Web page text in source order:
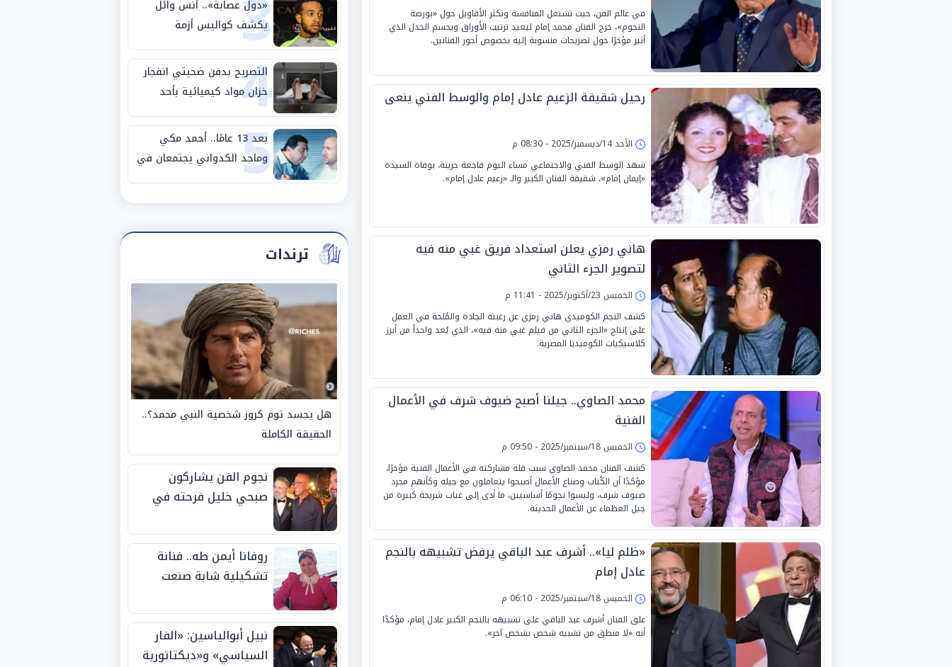
في عالم الفن، حيث تشتعل المنافسة وتكثر الأقاويل حول «بورصة
النجوم»، خرج الفنان محمد إمام ليعيد ترتيب الأوراق ويحسم الجدل الذي
أثير مؤخرًا حول تصريحات منسوبة إليه بخصوص أجور الفنانين.
رحيل شقيقة الزعيم عادل إمام والوسط الفني ينعى
الأحد 14/ديسمبر/2025 - 08:30 م
شهد الوسط الفني والاجتماعي مساء اليوم فاجعة حزينة، بوفاة السيدة
«إيمان إمام»، شقيقة الفنان الكبير والـ «زعيم عادل إمام».
هاني رمزي يعلن استعداد فريق غبي منه فيه
لتصوير الجزء الثاني
الخميس 23/أكتوبر/2025 - 11:41 م
كشف النجم الكوميدي هاني رمزي عن رغبته الجادة والمُلحة في العمل
على إنتاج «الجزء الثاني من فيلم غبي منه فيه»، الذي يُعد واحداً من أبرز
كلاسيكيات الكوميديا المصرية.
محمد الصاوي.. جيلنا أصبح ضيوف شرف في الأعمال
الفنية
الخميس 18/سبتمبر/2025 - 09:50 م
كشف الفنان محمد الصاوي سبب قلة مشاركته في الأعمال الفنية مؤخرًا،
مؤكدًا أن الكُتاب وصناع الأعمال أصبحوا يتعاملون مع جيله وكأنهم مجرد
ضيوف شرف، وليسوا نجومًا أساسيين، ما أدى إلى غياب شريحة كبيرة من
جيل العظماء عن الأعمال الحديثة.
«ظلم ليا».. أشرف عبد الباقي يرفض تشبيهه بالنجم
عادل إمام
الخميس 18/سبتمبر/2025 - 06:10 م
علق الفنان أشرف عبد الباقي على تشبيهه بالنجم الكبير عادل إمام، مؤكدًا
أنه «لا منطق من تشبيه شخص بشخص آخر».
«دول عصابة».. أنس وائل
يكشف كواليس أزمة
استبعاده المفاجئ من
الزمالك
4
التصريح بدفن ضحيتي انفجار
خزان مواد كيميائية بأحد
مصانع الفيوم
5 بعد 13 عامًا.. أحمد مكي
وماجد الكدواني يجتمعان في
«فرصة سعيدة»
ترندات
هل يجسد توم كروز شخصية النبي محمد؟..
الحقيقة الكاملة
نجوم الفن يشاركون
صبحي خليل فرحته في
روفانا أيمن طه.. فنانة
تشكيلية شابة صنعت
الجوائز منذ الصغر
نبيل أبوالياسين: «الفار
السياسي» و«ديكتاتورية